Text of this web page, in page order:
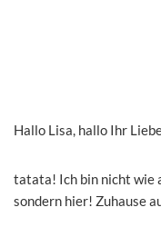
Hallo Lisa, hallo Ihr
tatata! Ich bin nicht wie
sondern hier! Zuhause